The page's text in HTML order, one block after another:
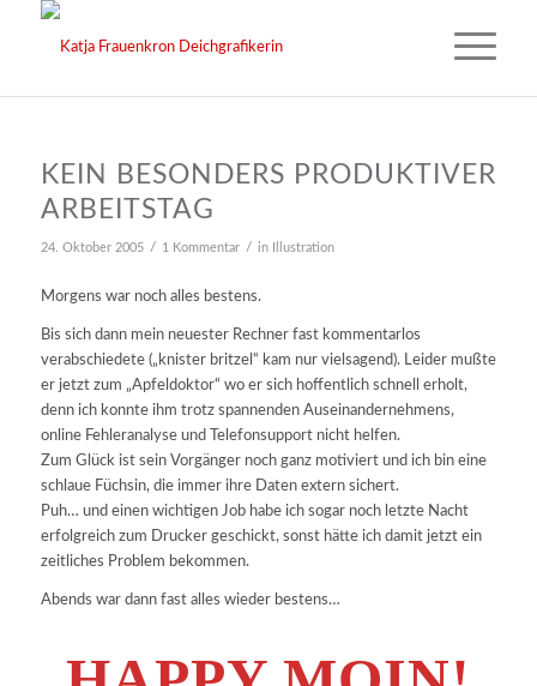
KEIN BESONDERS PRODUKTIVER
ARBEITSTAG
24. Oktober 2005 / 1 Kommentar / in Illustration
Morgens war noch alles bestens.
Bis sich dann mein neuester Rechner fast kommentarlos
verabschiedete („knister britzel“ kam nur vielsagend). Leider mußte
er jetzt zum „Apfeldoktor“ wo er sich hoffentlich schnell erholt,
denn ich konnte ihm trotz spannenden Auseinandernehmens,
online Fehleranalyse und Telefonsupport nicht helfen.
Zum Glück ist sein Vorgänger noch ganz motiviert und ich bin eine
schlaue Füchsin, die immer ihre Daten extern sichert.
Puh… und einen wichtigen Job habe ich sogar noch letzte Nacht
erfolgreich zum Drucker geschickt, sonst hätte ich damit jetzt ein
zeitliches Problem bekommen.
Abends war dann fast alles wieder bestens…